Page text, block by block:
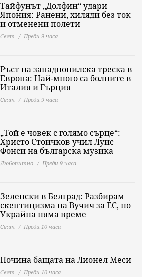
Тайфунът „Долфин“ удари
Япония: Ранени, хиляди без ток
и отменени полети
Свят Преди 9 часа
Ръст на западнонилска треска в
Европа: Най-много са болните в
Италия и Гърция
Свят Преди 9 часа
„Той е човек с голямо сърце“:
Христо Стоичков учил Луис
Фонси на българска музика
Любопитно Преди 9 часа
Зеленски в Белград: Разбирам
скептицизма на Вучич за ЕС, но
Украйна няма време
Свят Преди 10 часа
Почина бащата на Лионел Меси
Свят Преди 10 часа